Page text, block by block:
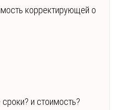
корректирующей
и стоимость?